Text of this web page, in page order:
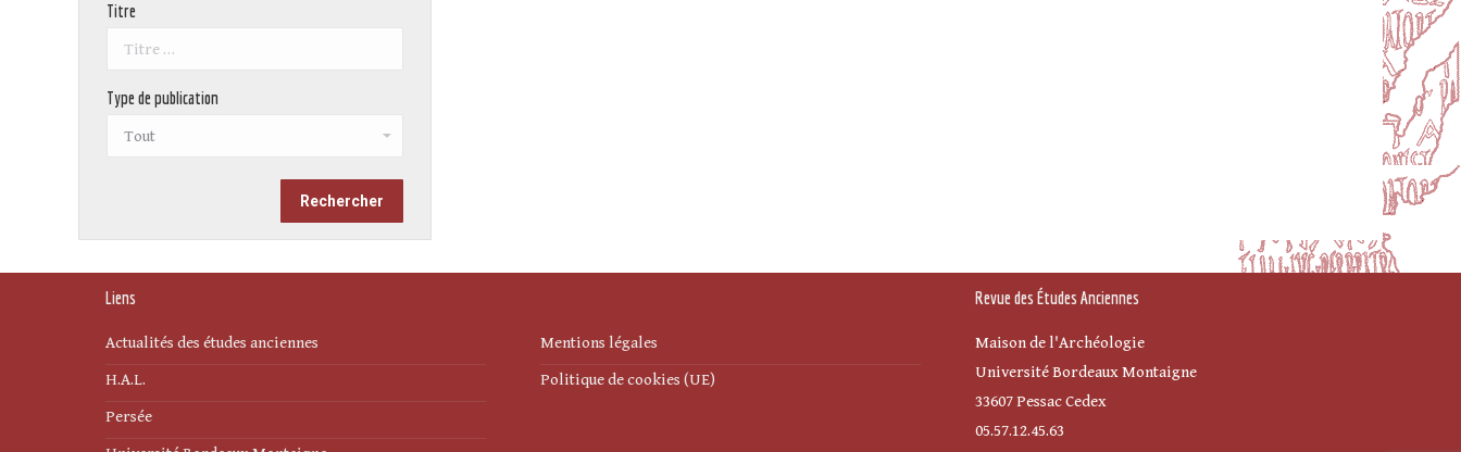
Titre
Type de publication
Liens
Actualités des études anciennes
H.A.L.
Persée
Mentions légales
Politique de cookies (UE)
Revue des Études Anciennes
Maison de l'Archéologie
Université Bordeaux Montaigne
33607 Pessac Cedex
05.57.12.45.63